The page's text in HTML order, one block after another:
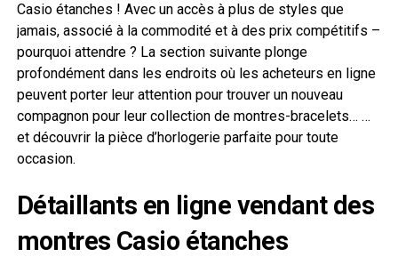
Casio étanches ! Avec un accès à plus de styles que
jamais, associé à la commodité et à des prix compétitifs –
pourquoi attendre ? La section suivante plonge
profondément dans les endroits où les acheteurs en ligne
peuvent porter leur attention pour trouver un nouveau
compagnon pour leur collection de montres-bracelets… …
et découvrir la pièce d’horlogerie parfaite pour toute
occasion.
Détaillants en ligne vendant des
montres Casio étanches